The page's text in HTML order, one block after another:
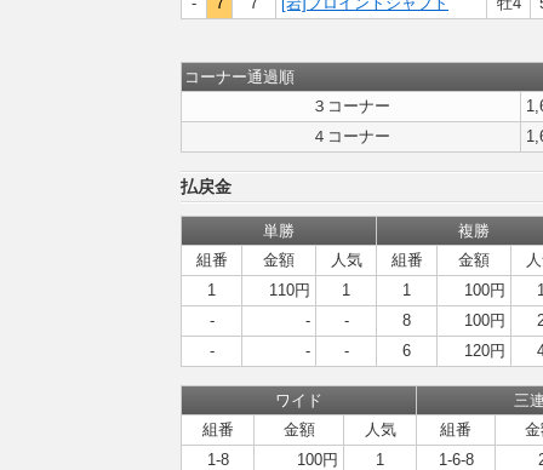
コーナー通過順
３コーナー
４コーナー
払戻金
単勝
複勝
組番
金額 人気 組番 金額
1
110円 1 1 100円
-
- - 8 100円
-
- - 6 120円
ワイド
三
組番
金額 人気 組番
1-8
100円 1 1-6-8